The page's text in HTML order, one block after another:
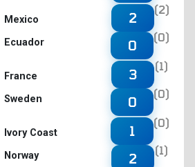
Mexico
Ecuador
2
(2)
0
(0)
France
Sweden
3
(1)
0
(0)
Ivory Coast
Norway
1
(0)
2
(1)